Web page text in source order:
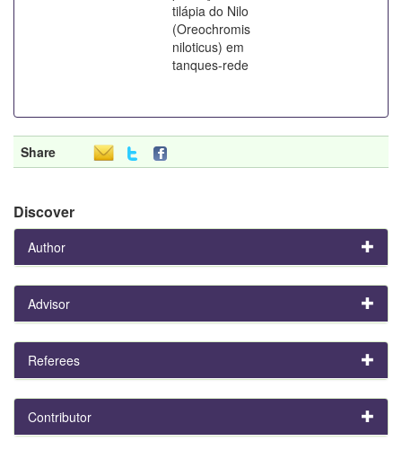
tilápia do Nilo
(Oreochromis
niloticus) em
tanques-rede
Share
Discover
Author
Advisor
Referees
Contributor